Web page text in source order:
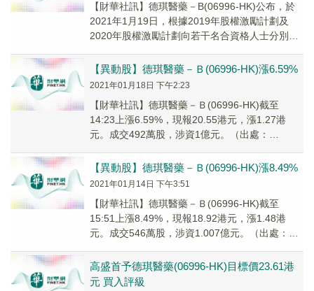
【財華社訊】德琪醫藥－B(06996-HK)公布，於
2021年1月19日，根據2019年股權激勵計劃及
2020年股權激勵計劃向若干名合資格人士分別授
【異動股】德琪醫藥－Ｂ(06996-HK)漲6.59%
2021年01月18日 下午2:23
【財華社訊】德琪醫藥－Ｂ(06996-HK)截至
14:23上漲6.59%，現報20.55港元，漲1.27港
元。成交492萬股，涉資1億元。（出處：
【異動股】德琪醫藥－Ｂ(06996-HK)漲8.49%
2021年01月14日 下午3:51
【財華社訊】德琪醫藥－Ｂ(06996-HK)截至
15:51上漲8.49%，現報18.92港元，漲1.48港
元。成交546萬股，涉資1.007億元。（出處：
高盛首予德琪醫藥(06996-HK)目標價23.61港
元 買入評級